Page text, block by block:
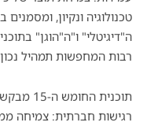
טכנולוגיה ונקיון,
ה"דיגיטלי" ו"ה"הוגן"
רבות המחפשות תמהיל נכון
תוכנית